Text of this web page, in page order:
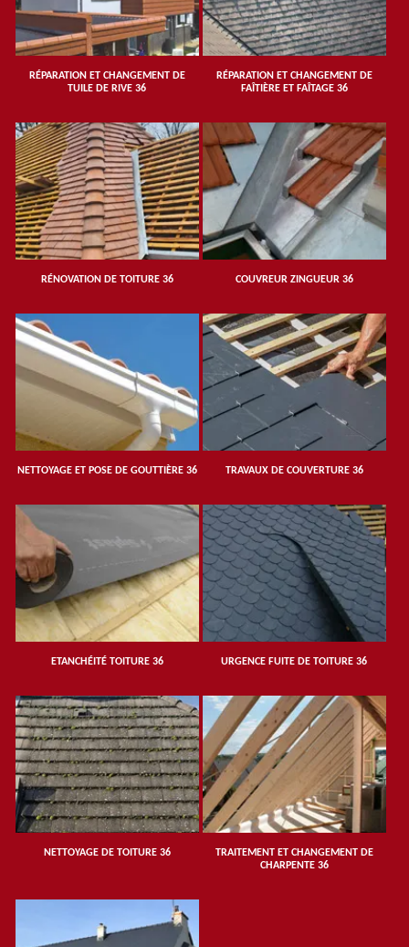
RÉPARATION ET CHANGEMENT DE
TUILE DE RIVE 36
RÉPARATION ET CHANGEMENT DE
FAÎTIÈRE ET FAÎTAGE 36
RÉNOVATION DE TOITURE 36 COUVREUR ZINGUEUR 36
NETTOYAGE ET POSE DE GOUTTIÈRE 36 TRAVAUX DE COUVERTURE 36
ETANCHÉITÉ TOITURE 36 URGENCE FUITE DE TOITURE 36
NETTOYAGE DE TOITURE 36
TRAITEMENT ET CHANGEMENT DE
CHARPENTE 36